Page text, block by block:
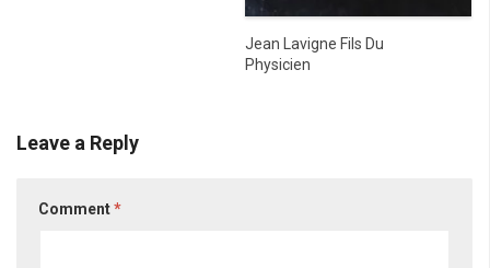
Jean Lavigne Fils Du
Physicien
Leave a Reply
Comment*